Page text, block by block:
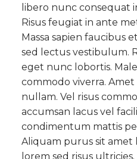
libero nunc consequat
Risus feugiat in ante
Massa sapien faucibus
sed lectus vestibulum.
eget nunc lobortis.
commodo viverra.
nullam. Vel risus
accumsan lacus vel
condimentum mattis
Aliquam purus sit
lorem sed risus ultricies.